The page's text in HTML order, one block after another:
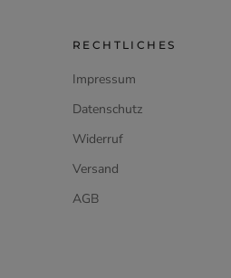
RECHTLICHES
Impressum
Datenschutz
Widerruf
Versand
AGB